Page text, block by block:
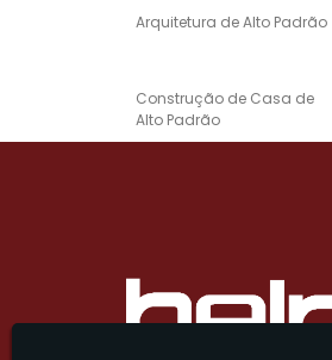
Arquitetura de Alto Padrão
Construção de Casa de
Alto Padrão
Padrão
Sistema de Automação